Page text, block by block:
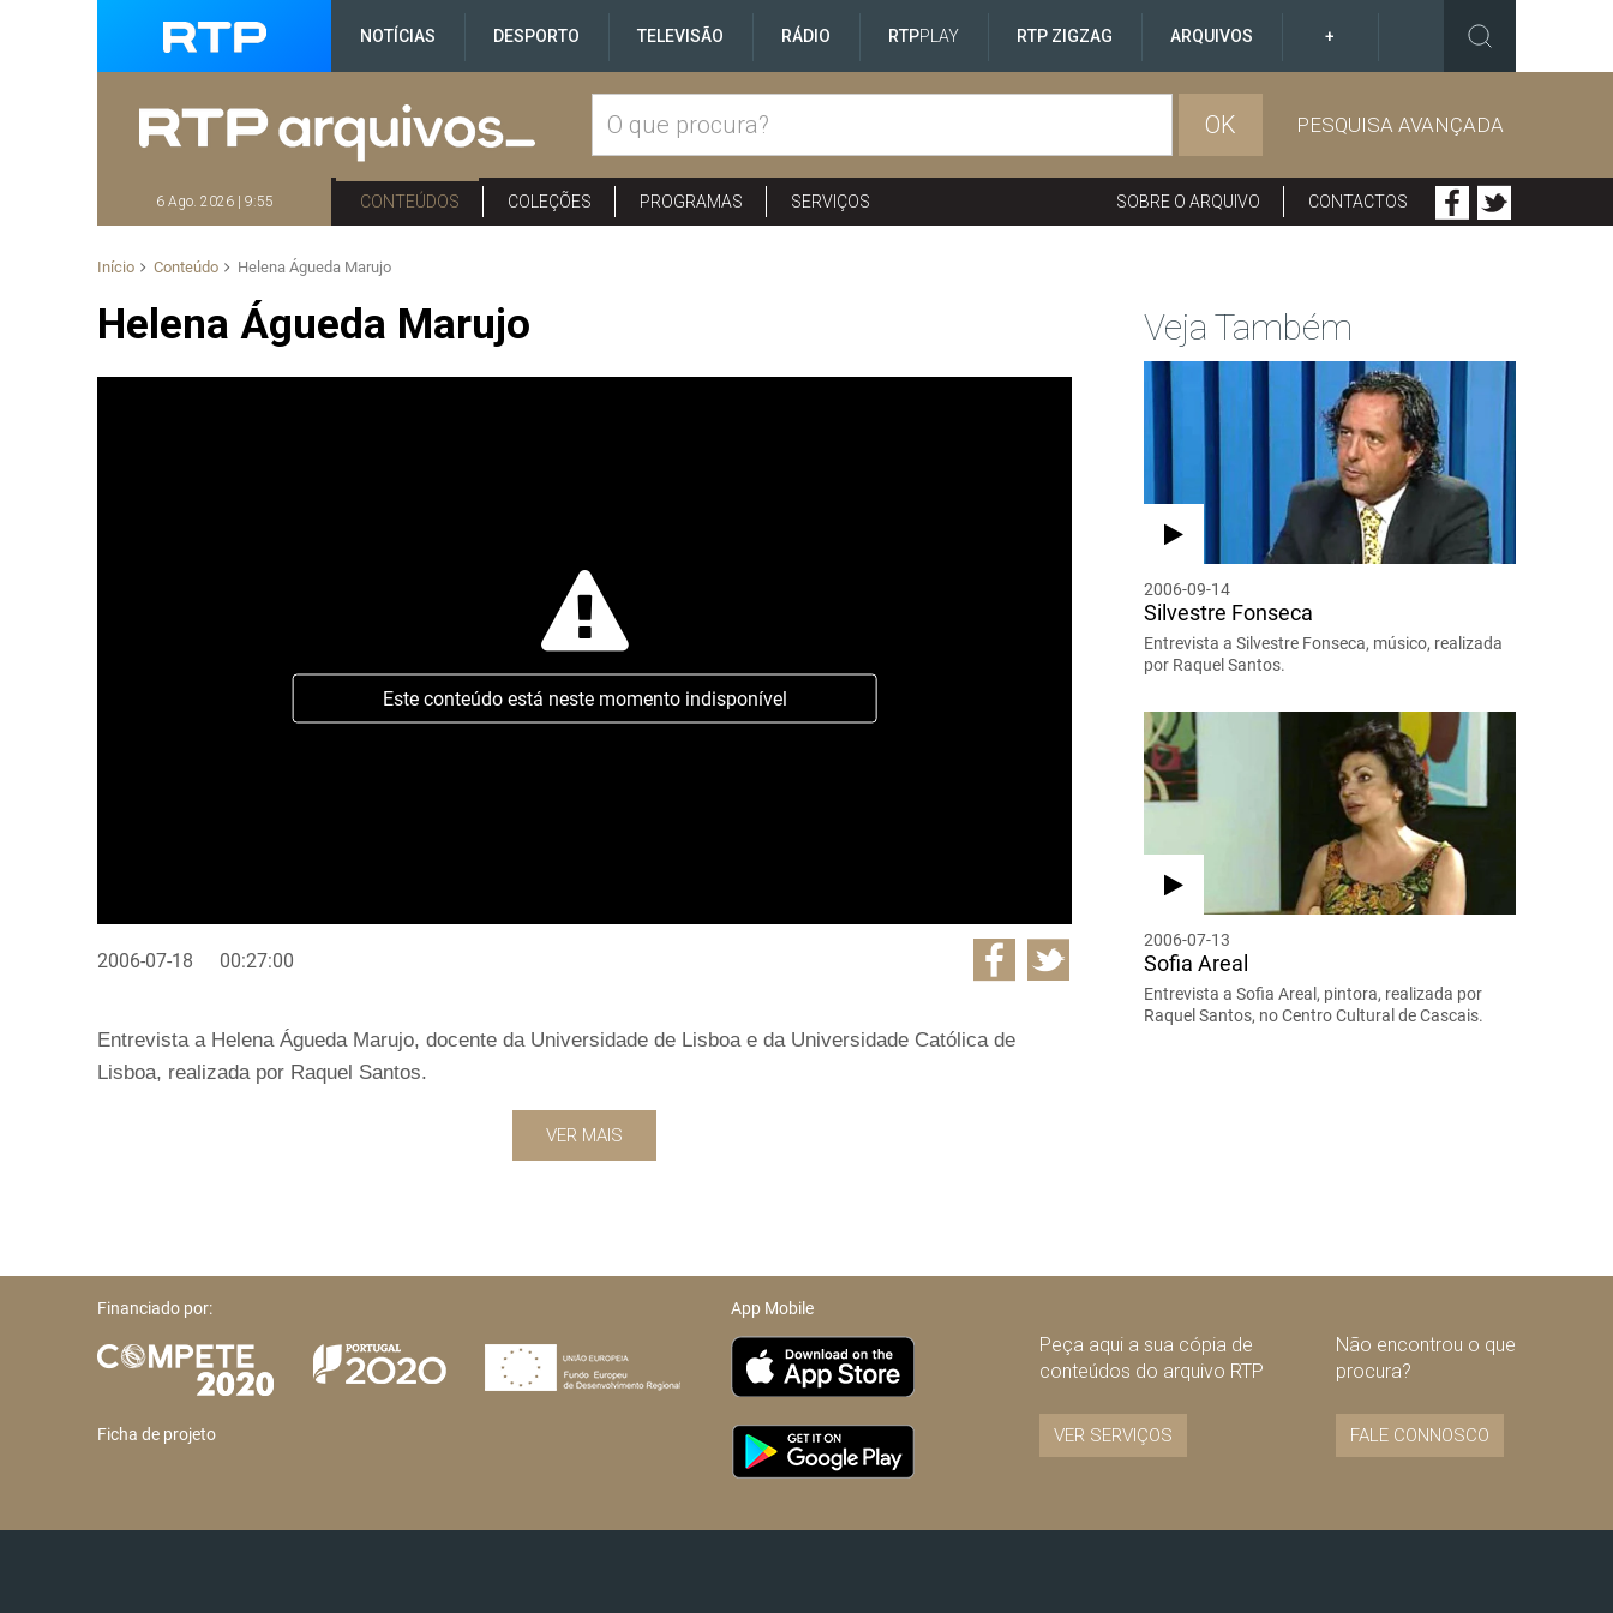
NOTÍCIAS DESPORTO TELEVISÃO RÁDIO RTPPLAY RTP ZIGZAG ARQUIVOS +
OK PESQUISA AVANÇADA
6 Ago. 2026 | 9:55 CONTEÚDOS COLEÇÕES PROGRAMAS SERVIÇOS SOBRE O ARQUIVO CONTACTOS
Início Conteúdo Helena Águeda Marujo
Helena Águeda Marujo
Este conteúdo está neste momento indisponível
2006-07-18 00:27:00
Entrevista a Helena Águeda Marujo, docente da Universidade de Lisboa e da Universidade Católica de
Lisboa, realizada por Raquel Santos.
VER MAIS
Veja Também
2006-09-14
Silvestre Fonseca
Entrevista a Silvestre Fonseca, músico, realizada
por Raquel Santos.
2006-07-13
Sofia Areal
Entrevista a Sofia Areal, pintora, realizada por
Raquel Santos, no Centro Cultural de Cascais.
Financiado por:
Ficha de projeto
App Mobile
Peça aqui a sua cópia de
conteúdos do arquivo RTP
VER SERVIÇOS
Não encontrou o que
procura?
FALE CONNOSCO